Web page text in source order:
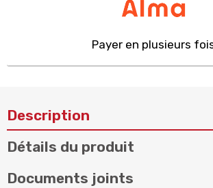
Payer en plusieurs
Description
Détails du produit
Documents joints